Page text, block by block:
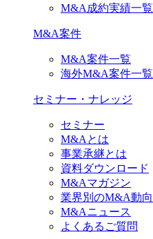
M&A成約実績一覧
M&A案件
M&A案件一覧
海外M&A案件一覧
セミナー・ナレッジ
セミナー
M&Aとは
事業承継とは
資料ダウンロード
M&Aマガジン
業界別のM&A動向
M&Aニュース
よくあるご質問